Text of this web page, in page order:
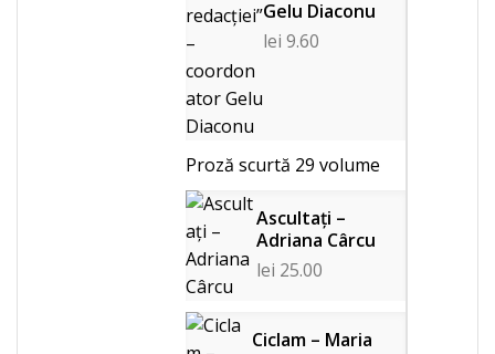
Gelu Diaconu
lei 9.60
Proză scurtă 29 volume
Ascultați –
Adriana Cârcu
lei 25.00
Ciclam – Maria